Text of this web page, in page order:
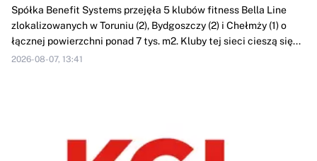
Spółka Benefit Systems przejęła 5 klubów fitness Bella Line
zlokalizowanych w Toruniu (2), Bydgoszczy (2) i Chełmży (1) o
łącznej powierzchni ponad 7 tys. m2. Kluby tej sieci cieszą się...
2026-08-07, 13:41